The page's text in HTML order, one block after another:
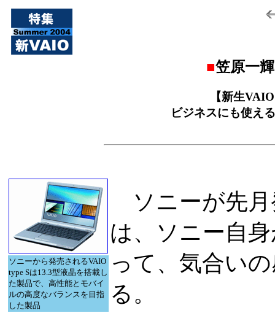
■笠原一
【新生
ビジネスにも使え
ソニーから発売されるVAIO
type Sは13.3型液晶を搭載し
た製品で、高性能とモバイ
ルの高度なバランスを目指
した製品
ソニーが先月
は、ソニー自
って、気合い
る。